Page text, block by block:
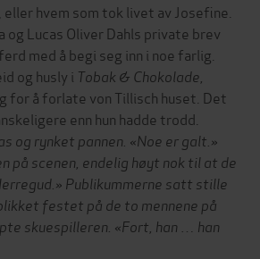
eller hvem som tok livet av Josefine.
og Lucas Oliver Dahls private brev
med å begi seg inn i noe farlig.
og husly i Tobak & Chokolade,
for å forlate von Tillisch huset. Det
enn hun hadde trodd.
og rynket pannen. «Noe er galt.»
på scenen, endelig høyt nok til at de
Publikummerne satt stille
festet på de to mennene på
skuespilleren. «Fort, han … han